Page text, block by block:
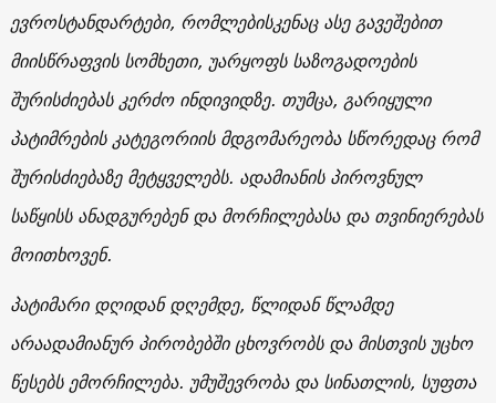
ევროსტანდარტები, რომლებისკენაც ასე გავეშებით
მიისწრაფვის სომხეთი, უარყოფს საზოგადოების
შურისძიებას კერძო ინდივიდზე. თუმცა, გარიყული
პატიმრების კატეგორიის მდგომარეობა სწორედაც რომ
შურისძიებაზე მეტყველებს. ადამიანის პიროვნულ
საწყისს ანადგურებენ და მორჩილებასა და თვინიერებას
მოითხოვენ.
პატიმარი დღიდან დღემდე, წლიდან წლამდე
არაადამიანურ პირობებში ცხოვრობს და მისთვის უცხო
წესებს ემორჩილება. უმუშევრობა და სინათლის, სუფთა